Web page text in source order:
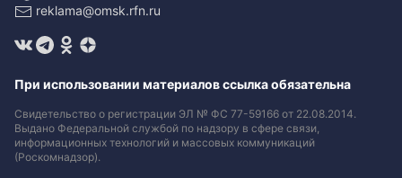
reklama@omsk.rfn.ru
При использовании материалов ссылка обязательна
Свидетельство о регистрации ЭЛ № ФС 77-59166 от 22.08.2014.
Выдано Федеральной службой по надзору в сфере связи,
информационных технологий и массовых коммуникаций
(Роскомнадзор).